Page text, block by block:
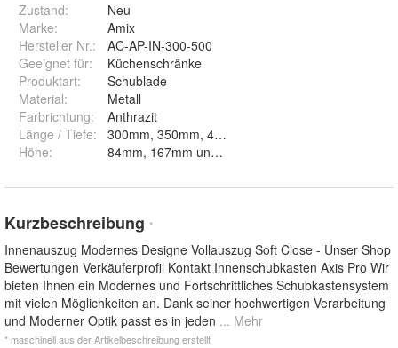
Zustand:
Neu
Marke:
Amix
Hersteller Nr.:
AC-AP-IN-300-500
Geeignet für:
Küchenschränke
Produktart:
Schublade
Material:
Metall
Farbrichtung:
Anthrazit
Länge / Tiefe:
Höhe: 84mm, 167mm und 199mm
Kurzbeschreibung *
Innenauszug Modernes Designe Vollauszug Soft Close - Unser Shop
Bewertungen Verkäuferprofil Kontakt Innenschubkasten Axis Pro Wir
bieten Ihnen ein Modernes und Fortschrittliches Schubkastensystem
mit vielen Möglichkeiten an. Dank seiner hochwertigen Verarbeitung
und Moderner Optik passt es in jeden ... Mehr
* maschinell aus der Artikelbeschreibung erstellt